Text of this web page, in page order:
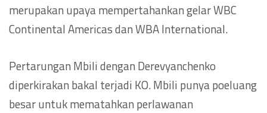
merupakan upaya mempertahankan gelar WBC
Continental Americas dan WBA International.
Pertarungan Mbili dengan Derevyanchenko
diperkirakan bakal terjadi KO. Mbili punya poeluang
besar untuk mematahkan perlawanan